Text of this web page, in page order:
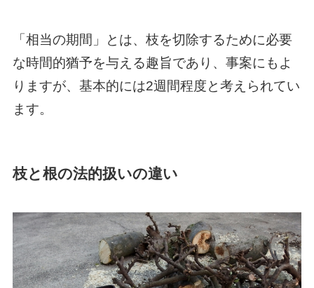
「相当の期間」とは、枝を切除するために必要
な時間的猶予を与える趣旨であり、事案にもよ
りますが、基本的には2週間程度と考えられてい
ます。
枝と根の法的扱いの違い